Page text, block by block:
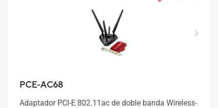
PCE-AC68
Adaptador PCI-E 802.11ac de doble banda Wireless-